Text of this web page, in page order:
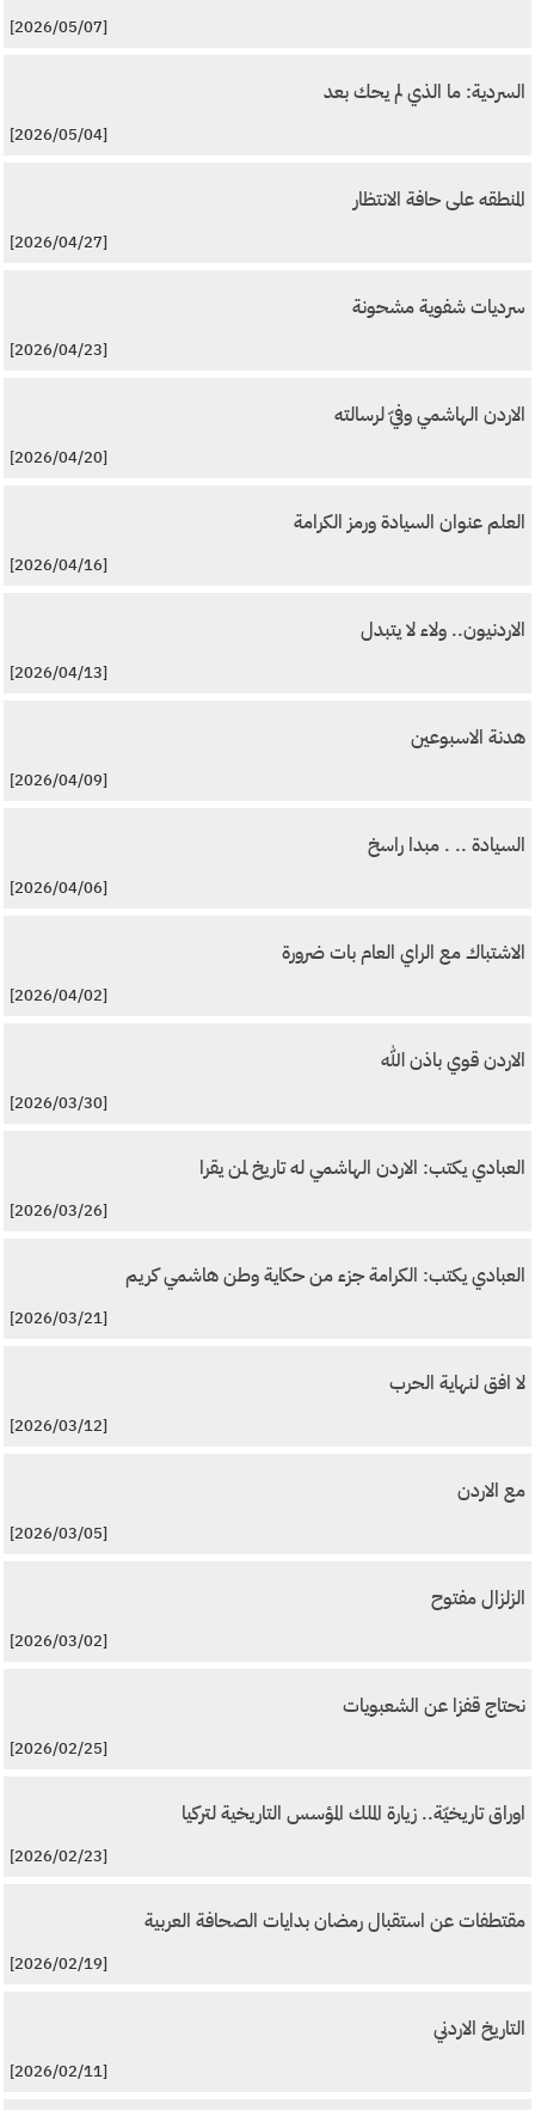
[2026/05/07]
السردية: ما الذي لم يحك بعد
[2026/05/04]
المنطقه على حافة الانتظار
[2026/04/27]
سرديات شفوية مشحونة
[2026/04/23]
الاردن الهاشمي وفيّ لرسالته
[2026/04/20]
العلم عنوان السيادة ورمز الكرامة
[2026/04/16]
الاردنيون.. ولاء لا يتبدل
[2026/04/13]
هدنة الاسبوعين
[2026/04/09]
السيادة .. . مبدا راسخ
[2026/04/06]
الاشتباك مع الراي العام بات ضرورة
[2026/04/02]
الاردن قوي باذن الله
[2026/03/30]
العبادي يكتب: الاردن الهاشمي له تاريخ لمن يقرا
[2026/03/26]
العبادي يكتب: الكرامة جزء من حكاية وطن هاشمي كريم
[2026/03/21]
لا افق لنهاية الحرب
[2026/03/12]
مع الاردن
[2026/03/05]
الزلزال مفتوح
[2026/03/02]
نحتاج قفزا عن الشعبويات
[2026/02/25]
اوراق تاريخيّة.. زيارة الملك المؤسس التاريخية لتركيا
[2026/02/23]
مقتطفات عن استقبال رمضان بدايات الصحافة العربية
[2026/02/19]
التاريخ الاردني
[2026/02/11]